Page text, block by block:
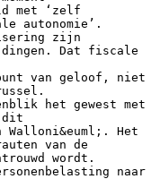
met ‘zelf
autonomie’.
zijn
dingen. Dat fiscale
van geloof, niet
het gewest met
dit
Walloni&euml;. Het
van de
wordt.
naar